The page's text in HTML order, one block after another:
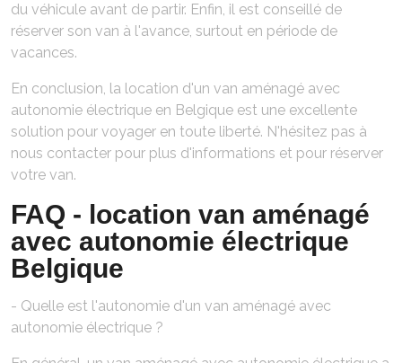
du véhicule avant de partir. Enfin, il est conseillé de
réserver son van à l'avance, surtout en période de
vacances.
En conclusion, la location d'un van aménagé avec
autonomie électrique en Belgique est une excellente
solution pour voyager en toute liberté. N'hésitez pas à
nous contacter pour plus d'informations et pour réserver
votre van.
FAQ - location van aménagé
avec autonomie électrique
Belgique
- Quelle est l'autonomie d'un van aménagé avec
autonomie électrique ?